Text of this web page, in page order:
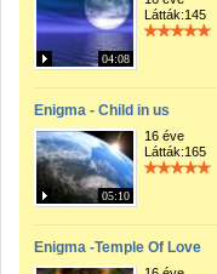
04:08
Látták:145
Enigma - Child in us
05:10
16 éve
Látták:165
Enigma -Temple Of Love